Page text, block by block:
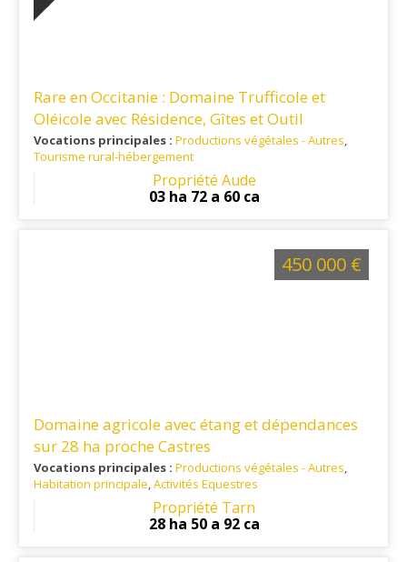
Rare en Occitanie : Domaine Trufficole et
Oléicole avec Résidence, Gîtes et Outil
d’Exploitation Complet
Vocations principales : Productions végétales - Autres,
Tourisme rural-hébergement
: Au cœur du Minervois, cette propriété
bénéficie d'une situation privilégiée, proximité des
commerces, du Canal du Midi, de Narbonne, Carcassonne et
Propriété Aude
03 ha 72 a 60 ca
Domaine agricole avec étang et dépendances
sur 28 ha proche Castres
Vocations principales : Productions végétales - Autres,
Habitation principale,Activités Equestres
: Petit village rural du département du Tarn, à
environ 6 km au sud de Graulhet et une vingtaine de
kilomètres au nord-ouest de Castres, dans l’arrondissement
Propriété Tarn
28 ha 50 a 92 ca
450 000 €